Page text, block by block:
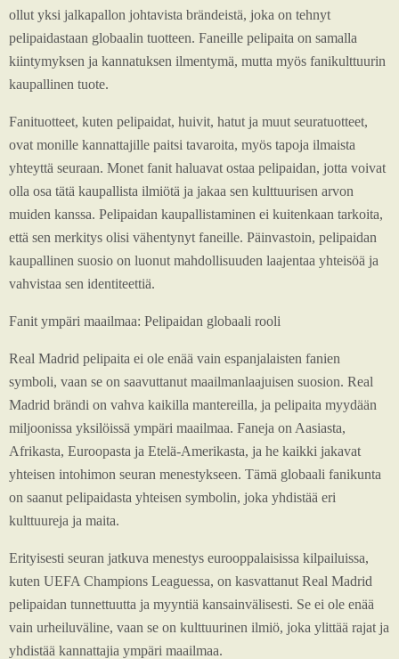
ollut yksi jalkapallon johtavista brändeistä, joka on tehnyt
pelipaidastaan globaalin tuotteen. Faneille pelipaita on samalla
kiintymyksen ja kannatuksen ilmentymä, mutta myös fanikulttuurin
kaupallinen tuote.
Fanituotteet, kuten pelipaidat, huivit, hatut ja muut seuratuotteet,
ovat monille kannattajille paitsi tavaroita, myös tapoja ilmaista
yhteyttä seuraan. Monet fanit haluavat ostaa pelipaidan, jotta voivat
olla osa tätä kaupallista ilmiötä ja jakaa sen kulttuurisen arvon
muiden kanssa. Pelipaidan kaupallistaminen ei kuitenkaan tarkoita,
että sen merkitys olisi vähentynyt faneille. Päinvastoin, pelipaidan
kaupallinen suosio on luonut mahdollisuuden laajentaa yhteisöä ja
vahvistaa sen identiteettiä.
Fanit ympäri maailmaa: Pelipaidan globaali rooli
Real Madrid pelipaita ei ole enää vain espanjalaisten fanien
symboli, vaan se on saavuttanut maailmanlaajuisen suosion. Real
Madrid brändi on vahva kaikilla mantereilla, ja pelipaita myydään
miljoonissa yksilöissä ympäri maailmaa. Faneja on Aasiasta,
Afrikasta, Euroopasta ja Etelä-Amerikasta, ja he kaikki jakavat
yhteisen intohimon seuran menestykseen. Tämä globaali fanikunta
on saanut pelipaidasta yhteisen symbolin, joka yhdistää eri
kulttuureja ja maita.
Erityisesti seuran jatkuva menestys eurooppalaisissa kilpailuissa,
kuten UEFA Champions Leaguessa, on kasvattanut Real Madrid
pelipaidan tunnettuutta ja myyntiä kansainvälisesti. Se ei ole enää
vain urheiluväline, vaan se on kulttuurinen ilmiö, joka ylittää rajat ja
yhdistää kannattajia ympäri maailmaa.